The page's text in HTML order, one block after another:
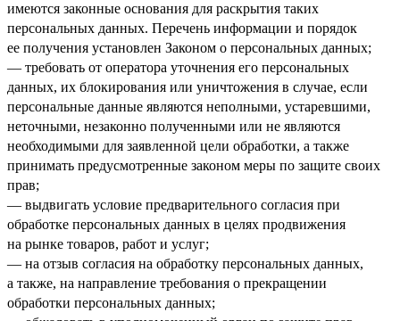
имеются законные основания для раскрытия таких
персональных данных. Перечень информации и порядок
ее получения установлен Законом о персональных данных;
— требовать от оператора уточнения его персональных
данных, их блокирования или уничтожения в случае, если
персональные данные являются неполными, устаревшими,
неточными, незаконно полученными или не являются
необходимыми для заявленной цели обработки, а также
принимать предусмотренные законом меры по защите своих
прав;
— выдвигать условие предварительного согласия при
обработке персональных данных в целях продвижения
на рынке товаров, работ и услуг;
— на отзыв согласия на обработку персональных данных,
а также, на направление требования о прекращении
обработки персональных данных;